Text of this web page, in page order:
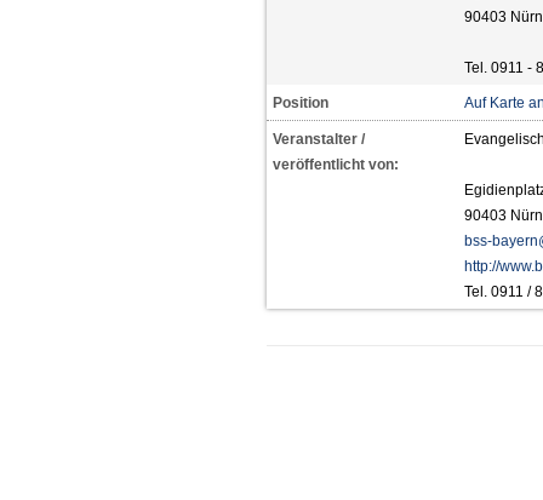
90403
Tel. 0911 -
Position Auf Karte
Veranstalter /
veröffentlicht von:
90403
bss-
http://
Tel. 0911 /